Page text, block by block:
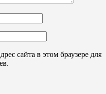
сайта в этом браузере для